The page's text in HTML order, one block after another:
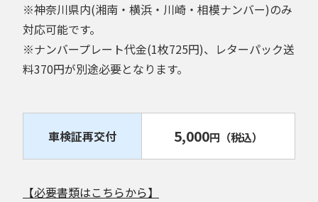
※神奈川県内(湘南・横浜・川崎・相模ナンバー)のみ
対応可能です。
※ナンバープレート代金(1枚725円)、レターパック送
料370円が別途必要となります。
車検証再交付 5,000円 （税込）
【必要書類はこちらから】